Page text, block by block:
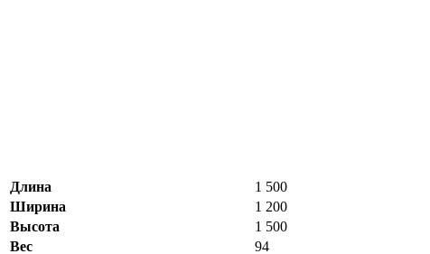
Длина
1 500
Ширина
1 200
Высота
1 500
Вес
94